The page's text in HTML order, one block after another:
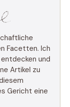
Facetten. Ich
und
Artikel zu
Gericht eine